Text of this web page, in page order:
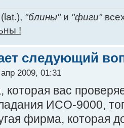
(lat.), "блины"и "фиги"
!
следующий
2009, 01:31
вас
ИСО-9000,
фирма, которая